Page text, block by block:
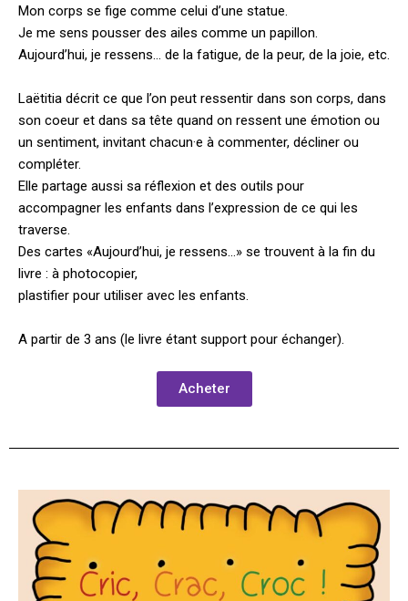
Mon corps se fige comme celui d’une statue.
Je me sens pousser des ailes comme un papillon.
Aujourd’hui, je ressens… de la fatigue, de la peur, de la joie, etc.
Laëtitia décrit ce que l’on peut ressentir dans son corps, dans
son coeur et dans sa tête quand on ressent une émotion ou
un sentiment, invitant chacun·e à commenter, décliner ou
compléter.
Elle partage aussi sa réflexion et des outils pour
accompagner les enfants dans l’expression de ce qui les
traverse.
Des cartes «Aujourd’hui, je ressens…» se trouvent à la fin du
livre : à photocopier,
plastifier pour utiliser avec les enfants.
A partir de 3 ans (le livre étant support pour échanger).
Acheter